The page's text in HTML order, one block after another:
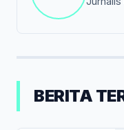
BERITA